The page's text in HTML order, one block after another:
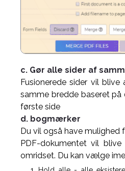
c. Gør alle sider af
Fusionerede sider vil
samme bredde baseret på
første side
d. bogmærker
Du vil også have mulighed
PDF-dokumentet vil
omridset. Du kan vælge